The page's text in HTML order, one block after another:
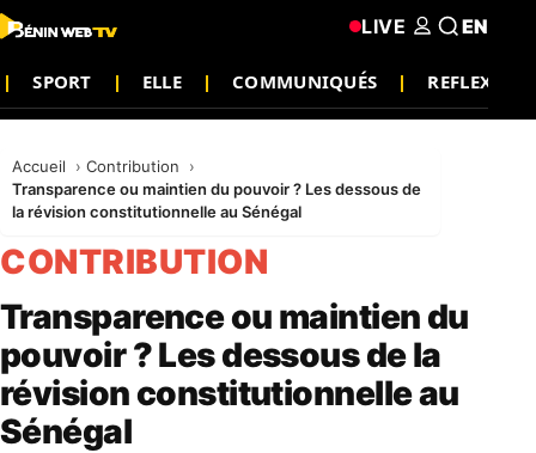
SPORT ELLE COMMUNIQUÉS REFLEXION
LIVE EN
Accueil
Contribution
Transparence ou maintien du pouvoir ? Les dessous de
la révision constitutionnelle au Sénégal
CONTRIBUTION
Transparence ou maintien du
pouvoir ? Les dessous de la
révision constitutionnelle au
Sénégal